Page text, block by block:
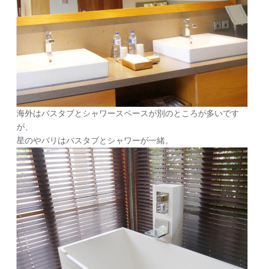
海外はバスタブとシャワースペースが別のところが多いです
が、
星のやバリはバスタブとシャワーが一緒。